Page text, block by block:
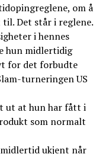
om å
Det står i reglene.
i hennes
hun midlertidig
for det forbudte
turneringen US
ut at hun har fått i
som normalt
ukjent når